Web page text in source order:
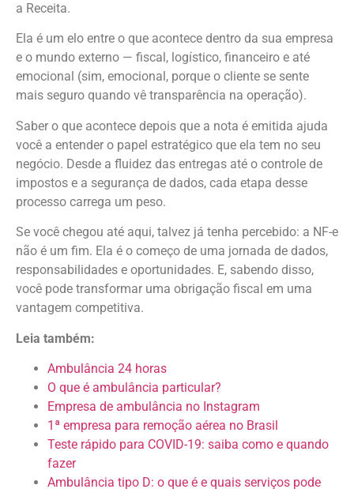
a Receita.
Ela é um elo entre o que acontece dentro da sua empresa
e o mundo externo — fiscal, logístico, financeiro e até
emocional (sim, emocional, porque o cliente se sente
mais seguro quando vê transparência na operação).
Saber o que acontece depois que a nota é emitida ajuda
você a entender o papel estratégico que ela tem no seu
negócio. Desde a fluidez das entregas até o controle de
impostos e a segurança de dados, cada etapa desse
processo carrega um peso.
Se você chegou até aqui, talvez já tenha percebido: a NF-e
não é um fim. Ela é o começo de uma jornada de dados,
responsabilidades e oportunidades. E, sabendo disso,
você pode transformar uma obrigação fiscal em uma
vantagem competitiva.
Leia também:
Ambulância 24 horas
O que é ambulância particular?
Empresa de ambulância no Instagram
1ª empresa para remoção aérea no Brasil
Teste rápido para COVID-19: saiba como e quando
fazer
Ambulância tipo D: o que é e quais serviços pode